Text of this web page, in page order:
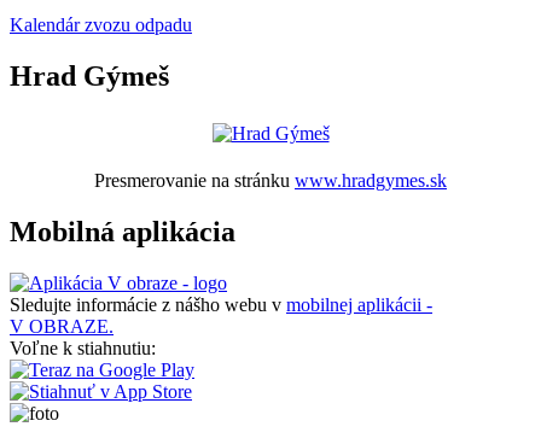
Kalendár zvozu odpadu
Hrad Gýmeš
Presmerovanie na stránku www.hradgymes.sk
Mobilná aplikácia
Sledujte informácie z nášho webu v mobilnej aplikácii -
V OBRAZE.
Voľne k stiahnutiu: